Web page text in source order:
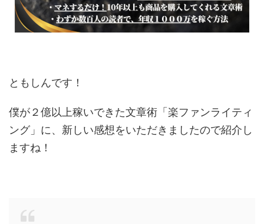
ともしんです！
僕が２億以上稼いできた文章術「楽ファンライティ
ング」に、新しい感想をいただきましたので紹介し
ますね！